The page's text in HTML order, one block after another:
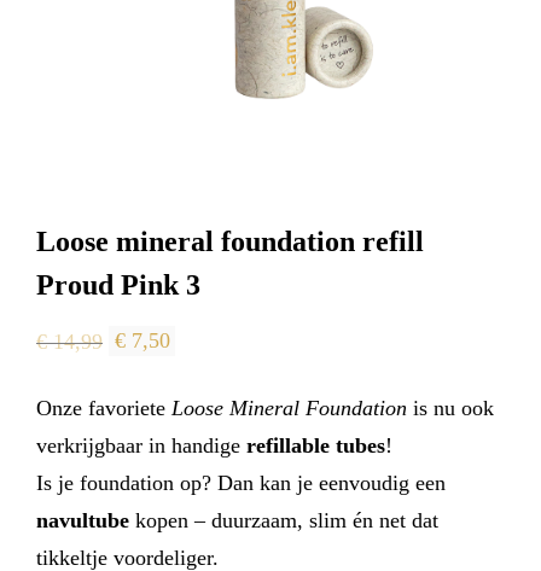
Loose mineral foundation refill
Proud Pink 3
€14,99 Oorspronkelijke
was:
€ 14,99.
€7,50
is:
€ 7,50.
Onze favoriete Loose Mineral Foundation is nu ook
verkrijgbaar in handige refillable tubes!
Is je foundation op? Dan kan je eenvoudig een
navul­tube kopen – duurzaam, slim én net dat
tikkeltje voordeliger.